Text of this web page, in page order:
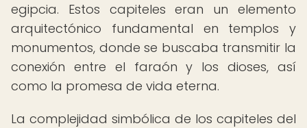
egipcia. Estos capiteles eran un elemento
arquitectónico fundamental en templos y
monumentos, donde se buscaba transmitir la
conexión entre el faraón y los dioses, así
como la promesa de vida eterna.
La complejidad simbólica de los capiteles del